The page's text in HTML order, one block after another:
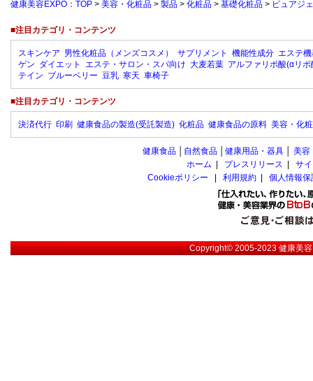
健康美容EXPO：TOP > 美容・化粧品 > 製品 > 化粧品 > 基礎化粧品 > ピュアジ
■注目カテゴリ・コンテンツ
スキンケア 男性化粧品（メンズコスメ） サプリメント 機能性成分 エステ
ゲン ダイエット エステ・サロン・スパ向け 大麦若葉 アルファリポ酸(αリポ
テイン ブルーベリー 豆乳 寒天 車椅子
■注目カテゴリ・コンテンツ
決済代行 印刷 健康食品の製造(受託製造) 化粧品 健康食品の原料 美容・化
健康食品 自然食品 健康用品・器具 美容
ホーム
プレスリリース
サ
Cookieポリシー
利用規約 個人情報
Copyright© 2005-2023健康美